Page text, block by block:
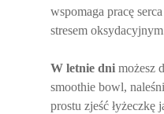
wspomaga pracę
stresem
W letnie dni możesz
smoothie bowl,
prostu zjeść łyżeczkę